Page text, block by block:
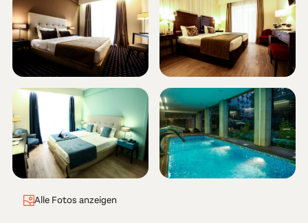
Alle Fotos anzeigen